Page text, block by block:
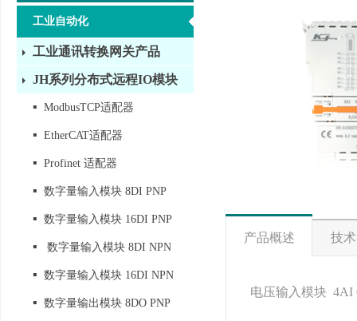
工业自动化
工业通讯转换网关产品
JH系列分布式远程IO模块
▪ ModbusTCP适配器
▪ EtherCAT适配器
▪ Profinet 适配器
▪ 数字量输入模块 8DI PNP
▪ 数字量输入模块 16DI PNP
▪ 数字量输入模块 8DI NPN
▪ 数字量输入模块 16DI NPN
▪ 数字量输出模块 8DO PNP
产品概述 技
电压输入模块 4AI